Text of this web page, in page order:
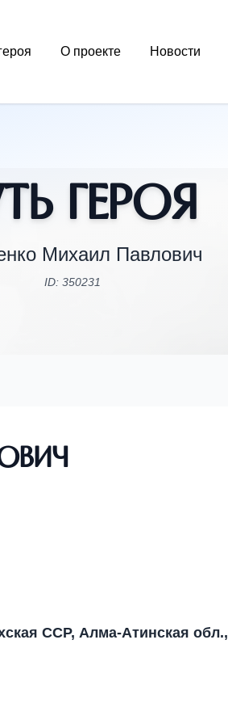
О проекте Новости
Героя
Михаил Павлович
ID: 350231
ССР, Алма-Атинская обл.,